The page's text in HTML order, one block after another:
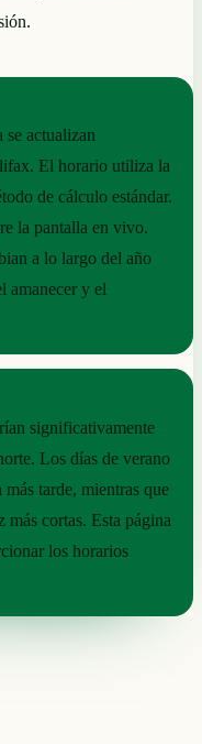
se actualizan
El horario utiliza la
de cálculo estándar.
la pantalla en vivo.
a lo largo del año
amanecer y el
significativamente
Los días de verano
tarde, mientras que
cortas. Esta página
los horarios